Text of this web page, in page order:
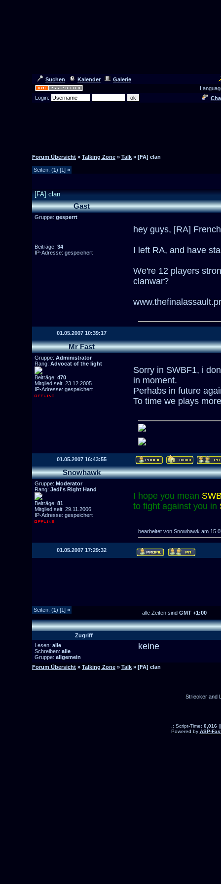
Suchen Kalender
Galerie
Login:
Forum Übersicht » Talking Zone » Talk » [FA] clan
Seiten: (1) [1] »
[FA] clan
Gast
Gruppe: gesperrt
Beiträge: 34
IP-Adresse: gespeichert
hey guys, [RA]
I left RA, and have
We're 12 players
clanwar?
01.05.2007 10:39:17
Mr Fast
Gruppe: Administrator
Rang: Advocat of the light
Beiträge: 470
Mitglied seit: 23.12.2005
IP-Adresse: gespeichert
Sorry in SWBF1, i
in moment.
Perhabs in future
To time we plays
01.05.2007 16:43:55
Snowhawk
Gruppe: Moderator
Rang: Jedi's Right Hand
Beiträge: 81
Mitglied seit: 29.11.2006
IP-Adresse: gespeichert
I hope you mean
to fight against you in
bearbeitet von Snowhawk am
01.05.2007 17:29:32
Seiten: (1) [1] » alle Zeiten sind GMT +1:00
Zugriff
Lesen: alle
Schreiben: alle
Gruppe: allgemein
keine
Forum Übersicht » Talking Zone » Talk » [FA] clan
Striecker and
.: Script-Time: 0,016||
Powered by ASP-